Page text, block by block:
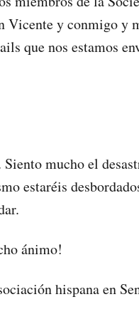
Vicente y conmigo y
que nos estamos
mucho el
estaréis
ánimo!
hispana en